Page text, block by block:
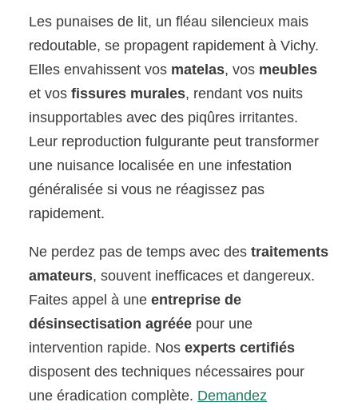
Les punaises de lit, un fléau silencieux mais
redoutable, se propagent rapidement à Vichy.
Elles envahissent vos matelas, vos meubles
et vosfissures murales, rendant vos nuits
insupportables avec des piqûres irritantes.
Leur reproduction fulgurante peut transformer
une nuisance localisée en une infestation
généralisée si vous ne réagissez pas
rapidement.
Ne perdez pas de temps avec destraitements
amateurs, souvent inefficaces et dangereux.
Faites appel à uneentreprise de
désinsectisation agréée pour une
intervention rapide. Nosexperts certifiés
disposent des techniques nécessaires pour
une éradication complète. Demandez